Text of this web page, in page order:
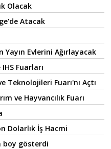
Olacak
Atacak
Evlerini Ağırlayacak
Fuarları
Teknolojileri Fuarı'nı Açtı
ve Hayvancılık Fuarı
Dolarlık İş Hacmi
boy gösterdi